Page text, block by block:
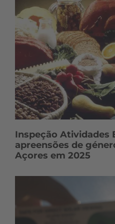
o
s
Inspeção Atividades
apreensões de
Açores em 2025